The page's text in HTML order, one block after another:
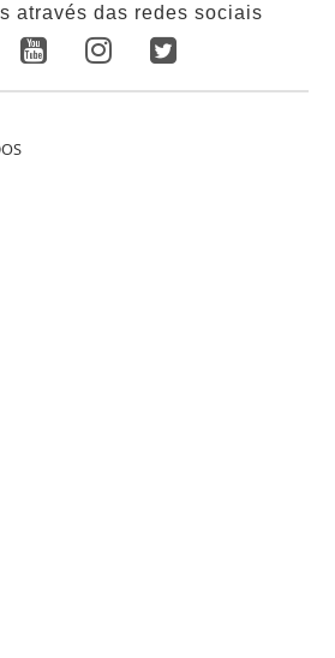
através das redes sociais